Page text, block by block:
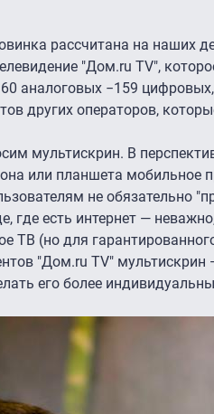
рассчитана на наших
"Дом.ru TV",
аналоговых −159
других операторов,
мультискрин. В
или планшета
не обязательно
где есть интернет —
ТВ (но для
"Дом.ru TV"
его более